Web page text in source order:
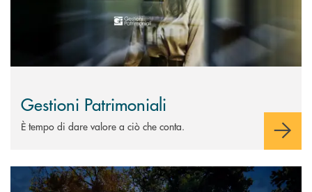
Gestioni Patrimoniali
È tempo di dare valore a ciò che conta.
Scopri di più Fondi comuni